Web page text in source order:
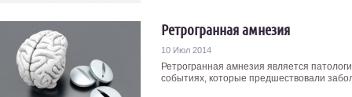
Ретрогранная амнезия
10 Июл 2014
Ретрогранная амнезия является
событиях, которые предшествовали